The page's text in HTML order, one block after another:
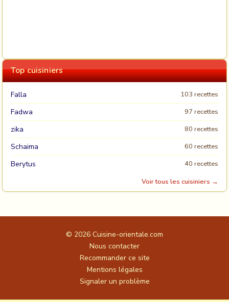
Top cuisiniers
Falla 103 recettes
Fadwa 97 recettes
zika 80 recettes
Schaima 60 recettes
Berytus
40 recettes
Voir tous les cuisiniers →
© 2026 Cuisine-orientale.com
Nous contacter
Recommander ce site
Mentions légales
Signaler un problème